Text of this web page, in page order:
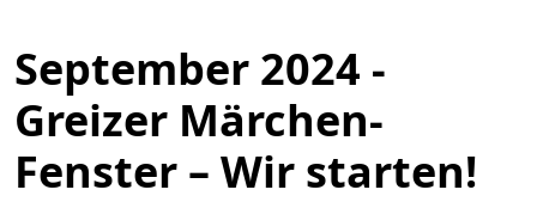
September 2024 -
Greizer Märchen-
Fenster – Wir starten!